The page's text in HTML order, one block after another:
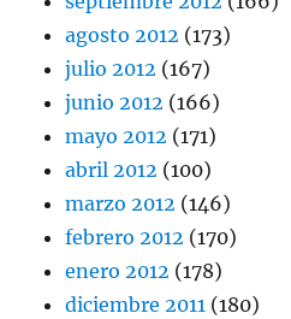
agosto 2012 (173)
julio 2012 (167)
junio 2012 (166)
mayo 2012 (171)
abril 2012 (100)
marzo 2012 (146)
febrero 2012 (170)
enero 2012 (178)
diciembre 2011 (180)